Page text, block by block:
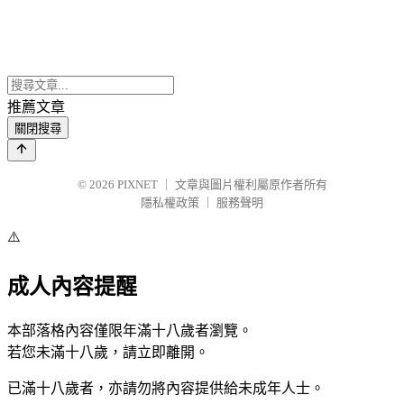
推薦文章
關閉搜尋
© 2026 PIXNET
文章與圖片權利屬原作者所有
隱私權政策
服務聲明
⚠️
成人內容提醒
本部落格內容僅限年滿十八歲者瀏覽。
若您未滿十八歲，請立即離開。
已滿十八歲者，亦請勿將內容提供給未成年人士。